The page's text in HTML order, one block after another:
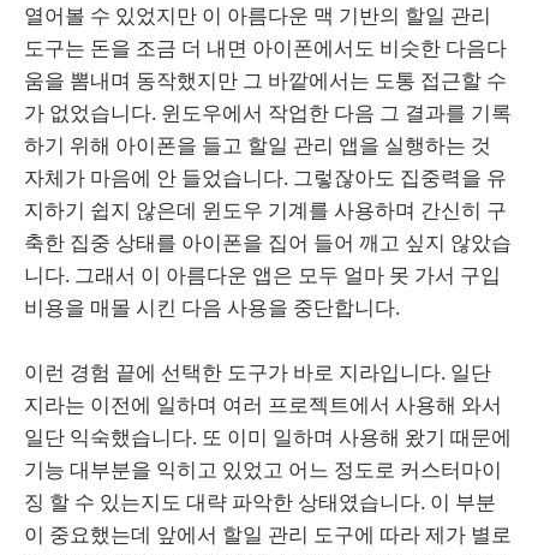
열어볼 수 있었지만 이 아름다운 맥 기반의 할일 관리
도구는 돈을 조금 더 내면 아이폰에서도 비슷한 다음다
움을 뽐내며 동작했지만 그 바깥에서는 도통 접근할 수
가 없었습니다. 윈도우에서 작업한 다음 그 결과를 기록
하기 위해 아이폰을 들고 할일 관리 앱을 실행하는 것
자체가 마음에 안 들었습니다. 그렇잖아도 집중력을 유
지하기 쉽지 않은데 윈도우 기계를 사용하며 간신히 구
축한 집중 상태를 아이폰을 집어 들어 깨고 싶지 않았습
니다. 그래서 이 아름다운 앱은 모두 얼마 못 가서 구입
비용을 매몰 시킨 다음 사용을 중단합니다.
이런 경험 끝에 선택한 도구가 바로 지라입니다. 일단
지라는 이전에 일하며 여러 프로젝트에서 사용해 와서
일단 익숙했습니다. 또 이미 일하며 사용해 왔기 때문에
기능 대부분을 익히고 있었고 어느 정도로 커스터마이
징 할 수 있는지도 대략 파악한 상태였습니다. 이 부분
이 중요했는데 앞에서 할일 관리 도구에 따라 제가 별로